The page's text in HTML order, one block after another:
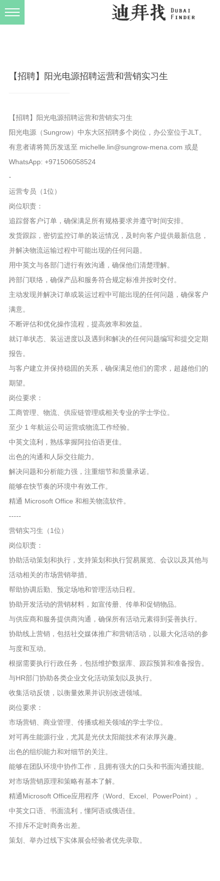
【招聘】阳光电源招聘运营和营销实习生
【招聘】阳光电源招聘运营和营销实习生
阳光电源（Sungrow）中东大区招聘多个岗位，办公室位于JLT。
有意者请将简历发送至 michelle.lin@sungrow-mena.com 或是
WhatsApp: +971506058524
-
运营专员（1位）
岗位职责：
追踪督客户订单，确保满足所有规格要求并遵守时间安排。
发货跟踪，密切监控订单的装运情况，及时向客户提供最新信息，
并解决物流运输过程中可能出现的任何问题。
用中英文与各部门进行有效沟通，确保他们清楚理解。
跨部门联络，确保产品和服务符合规定标准并按时交付。
主动发现并解决订单或装运过程中可能出现的任何问题，确保客户
满意。
不断评估和优化操作流程，提高效率和效益。
就订单状态、装运进度以及遇到和解决的任何问题编写和提交定期
报告。
与客户建立并保持稳固的关系，确保满足他们的需求，超越他们的
期望。
岗位要求：
工商管理、物流、供应链管理或相关专业的学士学位。
至少 1 年航运公司运营或物流工作经验。
中英文流利，熟练掌握阿拉伯语更佳。
出色的沟通和人际交往能力。
解决问题和分析能力强，注重细节和质量承诺。
能够在快节奏的环境中有效工作。
精通 Microsoft Office 和相关物流软件。
-----
营销实习生（1位）
岗位职责：
协助活动策划和执行，支持策划和执行贸易展览、会议以及其他与
活动相关的市场营销举措。
帮助协调后勤、预定场地和管理活动日程。
协助开发活动的营销材料，如宣传册、传单和促销物品。
与供应商和服务提供商沟通，确保所有活动元素得到妥善执行。
协助线上营销，包括社交媒体推广和营销活动，以最大化活动的参
与度和互动。
根据需要执行行政任务，包括维护数据库、跟踪预算和准备报告。
与HR部门协助各类企业文化活动策划以及执行。
收集活动反馈，以衡量效果并识别改进领域。
岗位要求：
市场营销、商业管理、传播或相关领域的学士学位。
对可再生能源行业，尤其是光伏太阳能技术有浓厚兴趣。
出色的组织能力和对细节的关注。
能够在团队环境中协作工作，且拥有强大的口头和书面沟通技能。
对市场营销原理和策略有基本了解。
精通Microsoft Office应用程序（Word、Excel、PowerPoint）。
中英文口语、书面流利，懂阿语或俄语佳。
不排斥不定时商务出差。
策划、举办过线下实体展会经验者优先录取。